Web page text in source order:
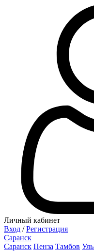
Личный кабинет
Вход / Регистрация
Саранск
Саранск Пенза Тамбов